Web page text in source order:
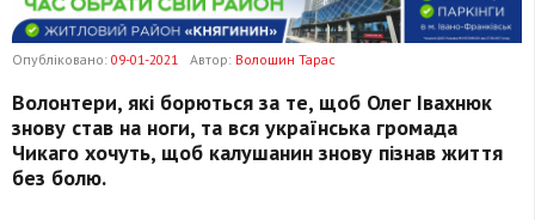
Опубліковано: 09-01-2021 Автор: Волошин Тарас
Волонтери, які борються за те, щоб Олег Івахнюк
знову став на ноги, та вся українська громада
Чикаго хочуть, щоб калушанин знову пізнав життя
без болю.